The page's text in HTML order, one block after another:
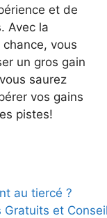
et de
Avec la
vous
un gros gain
saurez
vos gains
pistes!
au tiercé ?
Gratuits et